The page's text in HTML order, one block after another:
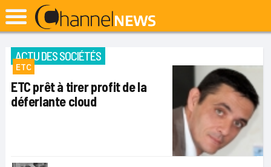
ACTU DES SOCIÉTÉS
ETC
ETC prêt à tirer profit de la
déferlante cloud